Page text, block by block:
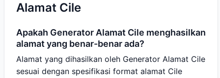
Alamat Cile
Apakah Generator Alamat Cile menghasilkan
alamat yang benar-benar ada?
Alamat yang dihasilkan oleh Generator Alamat Cile
sesuai dengan spesifikasi format alamat Cile